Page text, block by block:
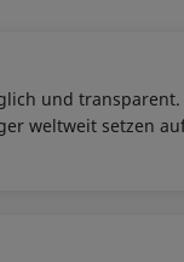
und transparent.
weltweit setzen